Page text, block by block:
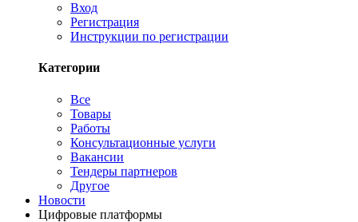
Вход
Регистрация
Инструкции по регистрации
Категории
Все
Товары
Работы
Консультационные услуги
Вакансии
Тендеры партнеров
Другое
Новости
Цифровые платформы